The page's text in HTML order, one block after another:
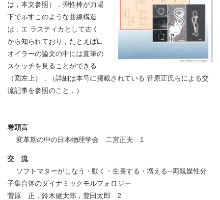
は，本文参照）．弾性棒が力場
下で示すこのような曲線構造
は，エ ラスティカとして古く
から知られており，たとえばL.
オイラーの論文の中には直筆の
スケッチを見ることができる
（図左上）．（詳細は本号に掲載されている 菅原正氏らによる交
流記事を参照のこと．）
巻頭言
変革期の中の日本物理学会 二宮正夫 1
交 流
ソフトマターがしなう・動く・生長する・増える--両親媒性分
子集合体のダイナミックモルフォロジー
菅原 正，鈴木健太郎，豊田太郎 2